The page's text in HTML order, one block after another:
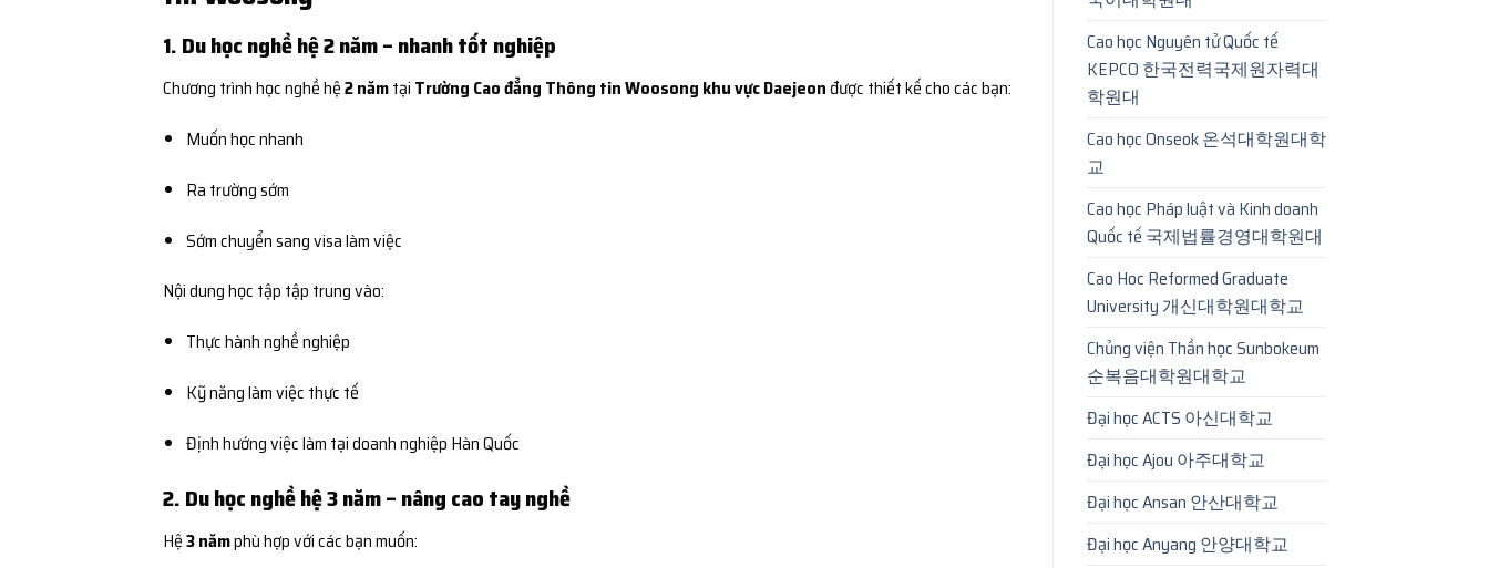
1. Du học nghề hệ 2 năm – nhanh tốt nghiệp
Chương trình học nghề hệ2 nămtại Trường Cao đẳng Thông tin Woosong khu vực Daejeonđược thiết kế cho các bạn:
Muốn học nhanh
Ra trường sớm
Sớm chuyển sang visa làm việc
Nội dung học tập tập trung vào:
Thực hành nghề nghiệp
Kỹ năng làm việc thực tế
Định hướng việc làm tại doanh nghiệp Hàn Quốc
2. Du học nghề hệ 3 năm – nâng cao tay nghề
Hệ3 nămphù hợp với các bạn muốn:
Cao học Nguyên tử Quốc tế
KEPCO 한국전력국제원자력대
학원대
Cao học Onseok 온석대학원대학
교
Cao học Pháp luật và Kinh doanh
Quốc tế 국제법률경영대학원대
Cao Hoc Reformed Graduate
University 개신대학원대학교
Chủng viện Thần học Sunbokeum
순복음대학원대학교
Đại học ACTS 아신대학교
Đại học Ajou 아주대학교
Đại học Ansan 안산대학교
Đại học Anyang 안양대학교